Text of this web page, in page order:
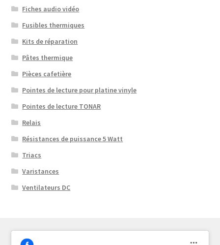
Fiches audio vidéo
Fusibles thermiques
Kits de réparation
Pâtes thermique
Pièces cafetière
Pointes de lecture pour platine vinyle
Pointes de lecture TONAR
Relais
Résistances de puissance 5 Watt
Triacs
Varistances
Ventilateurs DC